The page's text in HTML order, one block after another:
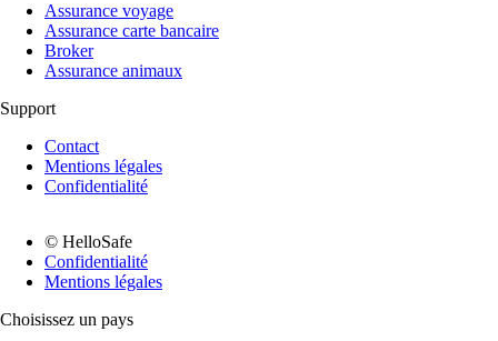
Assurance voyage
Assurance carte bancaire
Broker
Assurance animaux
Support
Contact
Mentions légales
Confidentialité
© HelloSafe
Confidentialité
Mentions légales
Choisissez un pays